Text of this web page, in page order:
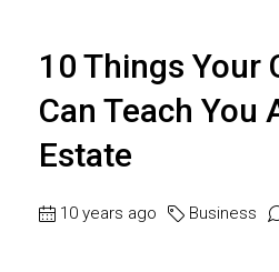
10 Things Your
Can Teach You
Estate
10 years ago Business